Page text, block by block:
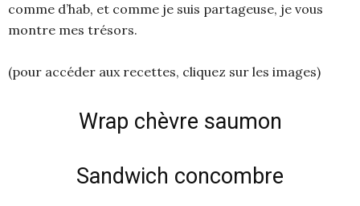
comme d’hab, et comme je suis partageuse, je vous
montre mes trésors.
(pour accéder aux recettes, cliquez sur les images)
Wrap chèvre saumon
Sandwich concombre